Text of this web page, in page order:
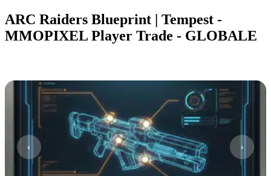
ARC Raiders Blueprint | Tempest -
MMOPIXEL Player Trade - GLOBALE